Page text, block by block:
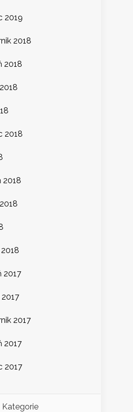
2019
2018
2018
2018
2018
2017
2017
2017
2017
Kategorie